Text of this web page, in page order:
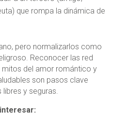
que rompa la dinámica de
pero normalizarlos como
Reconocer las red
del amor romántico y
son pasos clave
y seguras.